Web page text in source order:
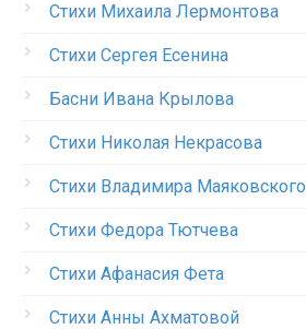
Стихи Михаила Лермонтова
Стихи Сергея Есенина
Басни Ивана Крылова
Стихи Николая Некрасова
Стихи Владимира Маяковского
Стихи Федора Тютчева
Стихи Афанасия Фета
Стихи Анны Ахматовой